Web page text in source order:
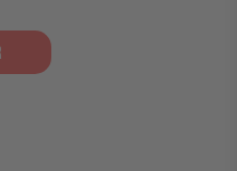
Till programmet